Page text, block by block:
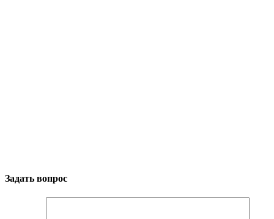
Задать вопрос